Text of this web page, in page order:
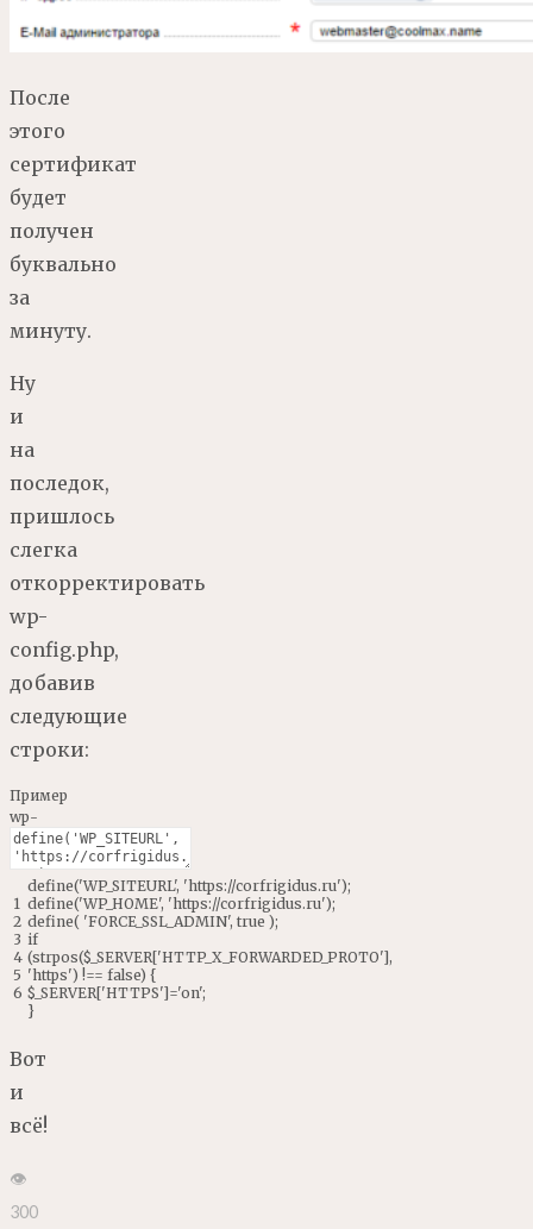
После
этого
сертификат
будет
получен
буквально
за
минуту.
Ну
и
на
последок,
пришлось
слегка
откорректировать
wp-
config.php,
добавив
следующие
строки:
Пример
wp-
config.php
1
2
3
4
5
6
define('WP_SITEURL', 'https://corfrigidus.ru');
define('WP_HOME', 'https://corfrigidus.ru');
define( 'FORCE_SSL_ADMIN', true );
if
(strpos($ _SERVER['HTTP_X_FORWARDED_PROTO'],
'https') !== false) {
$ _SERVER['HTTPS']='on';
}
Вот
и
всё!
👁
300